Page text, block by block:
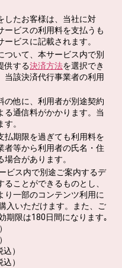
したお客様は、当社に対
ービスの利用料を支払うも
ビスに記載されます。
いて、本サービス内で別
供する決済方法を選択でき
当該決済代行事業者の利用
の他に、利用者が別途契約
る通信料がかかります。当
。
払期限を過ぎても利用料を
者等から利用者の氏名・住
合があります。
ビス内で別途ご案内するデ
ことができるものとし、
り一部のコンテンツ利用に
入いただけます。また、ご
期限は180日間になります｡
）
）